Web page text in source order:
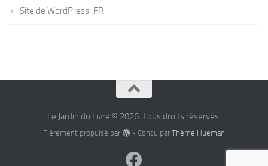
Site de WordPress-FR
Le Jardin du Livre © 2026. Tous droits réservés.
Fièrement propulsé par - Conçu par Thème Hueman